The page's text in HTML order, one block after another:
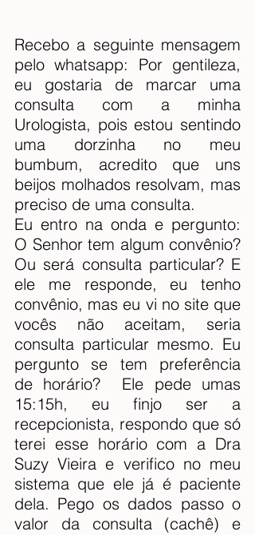
Recebo a seguinte mensagem
pelo whatsapp: Por gentileza,
eu gostaria de marcar uma
consulta com a minha
Urologista, pois estou sentindo
uma dorzinha no meu
bumbum, acredito que uns
beijos molhados resolvam, mas
preciso de uma consulta.
Eu entro na onda e pergunto:
O Senhor tem algum convênio?
Ou será consulta particular? E
ele me responde, eu tenho
convênio, mas eu vi no site que
vocês não aceitam, seria
consulta particular mesmo. Eu
pergunto se tem preferência
de horário?  Ele pede umas
15:15h, eu finjo ser a
recepcionista, respondo que só
terei esse horário com a Dra
Suzy Vieira e verifico no meu
sistema que ele já é paciente
dela. Pego os dados passo o
valor da consulta (cachê) e